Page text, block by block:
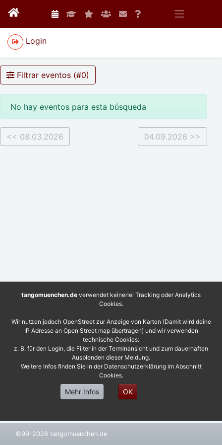
Login
Filtrar eventos (#0)
No hay eventos para esta búsqueda
<< 08.03.2026 04.09.2026 >>
©99-2026 tangomuenchen.de
tangomuenchen.de verwendet keinerlei Tracking oder Analytics
Cookies.
Wir nutzen jedoch OpenStreet zur Anzeige von Karten (Damit wird deine
IP Adresse an Open Street map übertragen) und wir verwenden
technische Cookies:
z. B. für den Login, die Filter in der Terminansicht und zum dauerhaften
Ausblenden dieser Meldung.
Weitere Infos finden Sie in der Datenschutzerklärung im Abschnitt
Cookies.
Mehr Infos OK